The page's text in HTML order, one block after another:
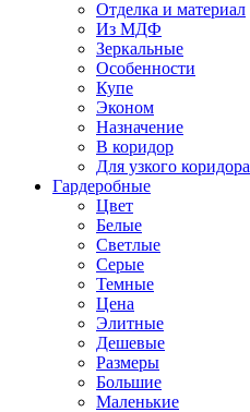
Отделка и материал
Из МДФ
Зеркальные
Особенности
Купе
Эконом
Назначение
В коридор
Для узкого коридора
Гардеробные
Цвет
Белые
Светлые
Серые
Темные
Цена
Элитные
Дешевые
Размеры
Большие
Маленькие